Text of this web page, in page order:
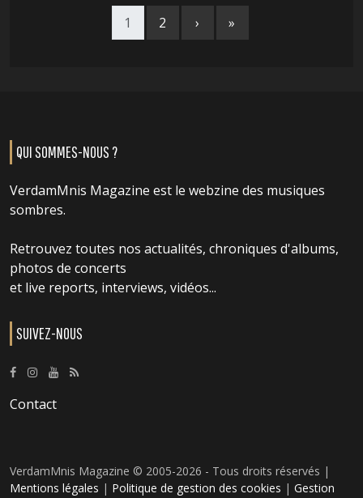
1 2 › »
QUI SOMMES-NOUS ?
VerdamMnis Magazine est le webzine des musiques
sombres.
Retrouvez toutes nos actualités, chroniques d'albums,
photos de concerts
et live reports, interviews, vidéos...
SUIVEZ-NOUS
Contact
VerdamMnis Magazine © 2005-2026 - Tous droits réservés |
Mentions légales | Politique de gestion des cookies | Gestion